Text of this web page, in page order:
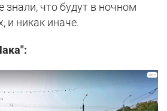
знали, что будут в ночном
и никак иначе.